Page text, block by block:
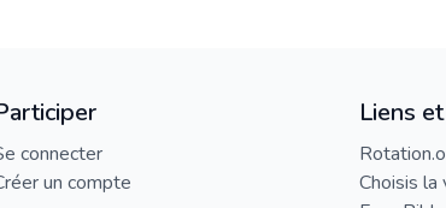
connecter
un compte
Liens
Choisis la